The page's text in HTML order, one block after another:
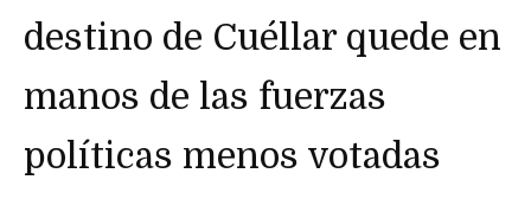
destino de Cuéllar quede en
manos de las fuerzas
políticas menos votadas